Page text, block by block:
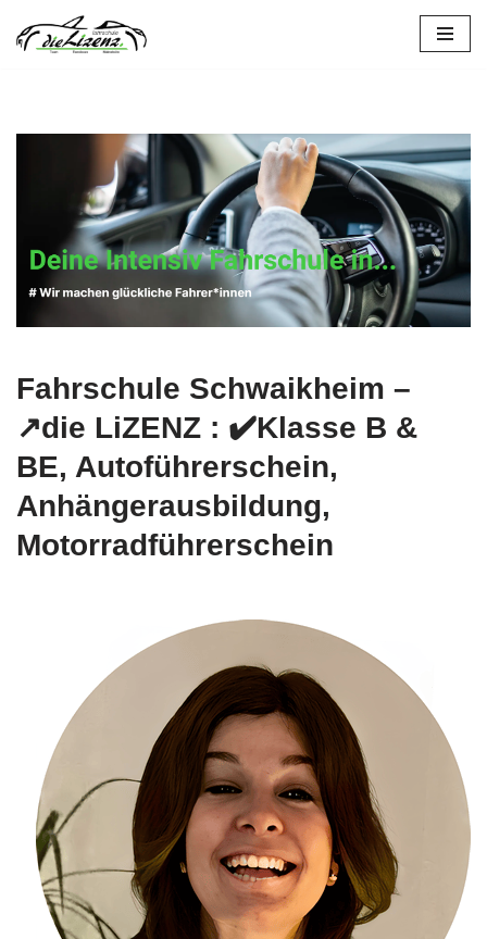
Fahrschule Schwaikheim –
↗️die LiZENZ : ✔️Klasse B &
BE, Autoführerschein,
Anhängerausbildung,
Motorradführerschein